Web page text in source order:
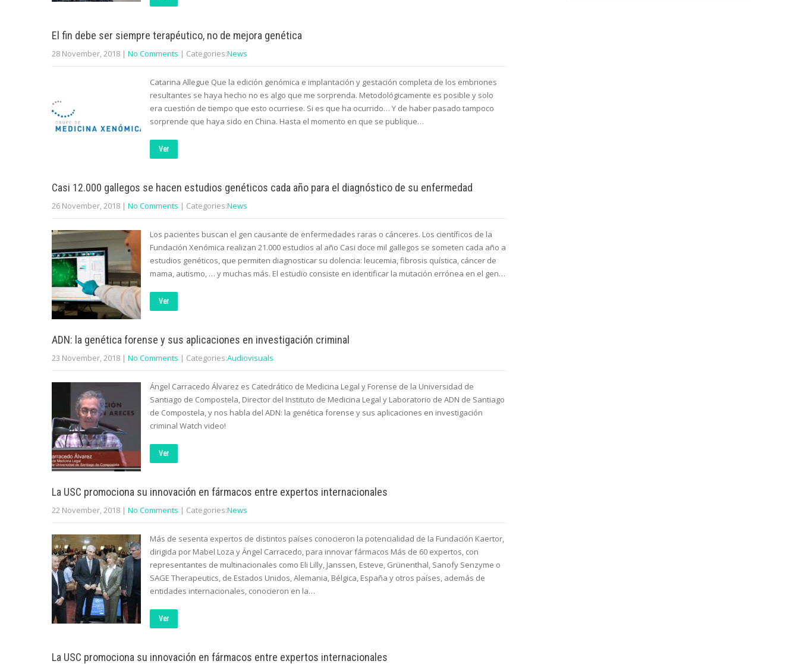
El fin debe ser siempre terapéutico, no de mejora genética
28 November, 2018 | No Comments | Categories:News
Catarina Allegue Que la edición genómica e implantación y gestación completa de los embriones
resultantes se haya hecho no es algo que me sorprenda. Metodológicamente es posible y solo
era cuestión de tiempo que esto ocurriese. Si es que ha ocurrido… Y de haber pasado tampoco
sorprende que haya sido en China. Hasta el momento en que se publique…
Ver
Casi 12.000 gallegos se hacen estudios genéticos cada año para el diagnóstico de su enfermedad
26 November, 2018 | No Comments | Categories:News
Los pacientes buscan el gen causante de enfermedades raras o cánceres. Los científicos de la
Fundación Xenómica realizan 21.000 estudios al año Casi doce mil gallegos se someten cada año a
estudios genéticos, que permiten diagnosticar su dolencia: leucemia, fibrosis quística, cáncer de
mama, autismo, … y muchas más. El estudio consiste en identificar la mutación errónea en el gen…
Ver
ADN: la genética forense y sus aplicaciones en investigación criminal
23 November, 2018 | No Comments | Categories:Audiovisuals
Ángel Carracedo Álvarez es Catedrático de Medicina Legal y Forense de la Universidad de
Santiago de Compostela, Director del Instituto de Medicina Legal y Laboratorio de ADN de Santiago
de Compostela, y nos habla del ADN: la genética forense y sus aplicaciones en investigación
criminal Watch video!
Ver
La USC promociona su innovación en fármacos entre expertos internacionales
22 November, 2018 | No Comments | Categories:News
Más de sesenta expertos de distintos países conocieron la potencialidad de la Fundación Kaertor,
dirigida por Mabel Loza y Ángel Carracedo, para innovar fármacos Más de 60 expertos, con
representantes de multinacionales como Eli Lilly, Janssen, Esteve, Grünenthal, Sanofy Senzyme o
SAGE Therapeutics, de Estados Unidos, Alemania, Bélgica, España y otros países, además de
entidades internacionales, conocieron en la…
Ver
La USC promociona su innovación en fármacos entre expertos internacionales